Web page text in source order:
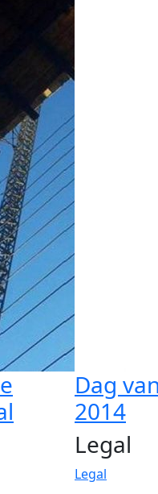
Dag
2014
Legal
Legal